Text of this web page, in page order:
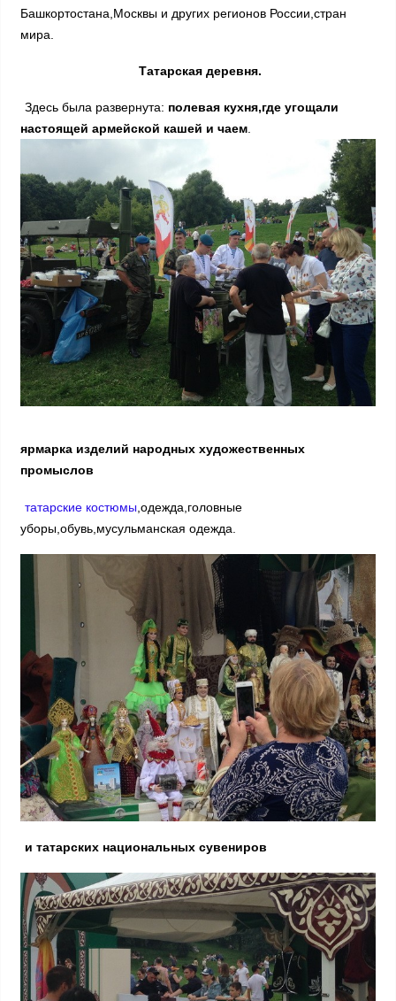
Башкортостана,Москвы и других регионов России,стран
мира.
Татарская деревня.
Здесь была развернута: полевая кухня,где угощали
настоящей армейской кашей и чаем.
ярмарка изделий народных художественных
промыслов
татарские костюмы ,одежда,головные
уборы,обувь,мусульманская одежда.
и татарских национальных сувениров